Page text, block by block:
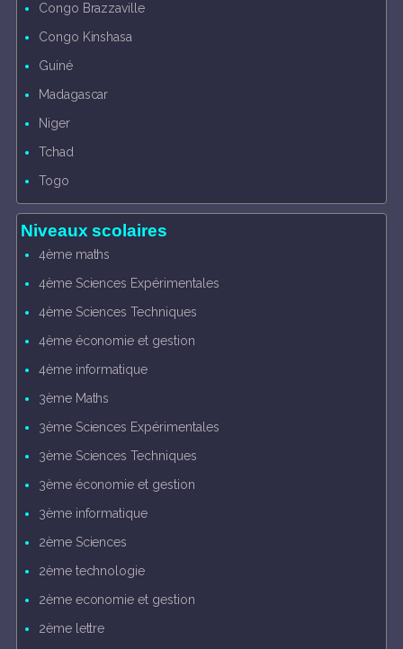
Congo Brazzaville
Congo Kinshasa
Guiné
Madagascar
Niger
Tchad
Togo
Niveaux scolaires
4ème maths
4ème Sciences Expérimentales
4ème Sciences Techniques
4ème économie et gestion
4ème informatique
3ème Maths
3ème Sciences Expérimentales
3ème Sciences Techniques
3ème économie et gestion
3ème informatique
2ème Sciences
2ème technologie
2ème economie et gestion
2ème lettre